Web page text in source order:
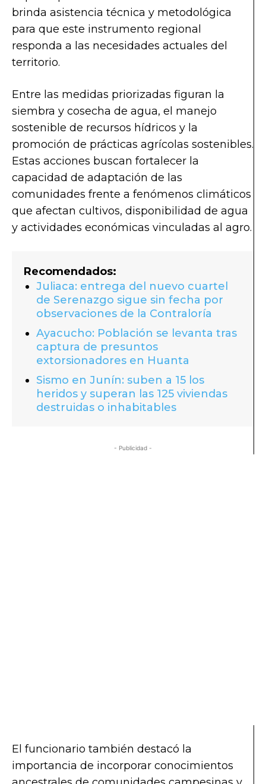
brinda asistencia técnica y metodológica
para que este instrumento regional
responda a las necesidades actuales del
territorio.
Entre las medidas priorizadas figuran la
siembra y cosecha de agua, el manejo
sostenible de recursos hídricos y la
promoción de prácticas agrícolas sostenibles.
Estas acciones buscan fortalecer la
capacidad de adaptación de las
comunidades frente a fenómenos climáticos
que afectan cultivos, disponibilidad de agua
y actividades económicas vinculadas al agro.
Recomendados:
Juliaca: entrega del nuevo cuartel
de Serenazgo sigue sin fecha por
observaciones de la Contraloría
Ayacucho: Población se levanta tras
captura de presuntos
extorsionadores en Huanta
Sismo en Junín: suben a 15 los
heridos y superan las 125 viviendas
destruidas o inhabitables
- Publicidad -
El funcionario también destacó la
importancia de incorporar conocimientos